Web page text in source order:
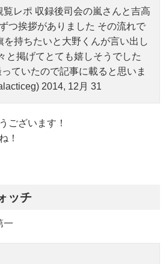
レポ 収録後司会の嵐さんと吉高
つ挨拶がありました その流れで
を持ちたいと大野くんが言い出し
と掲げてとても嬉しそうでした
ていたので記事に載ると思いま
2014, 12月 31
ございます！
！
ッチ
一